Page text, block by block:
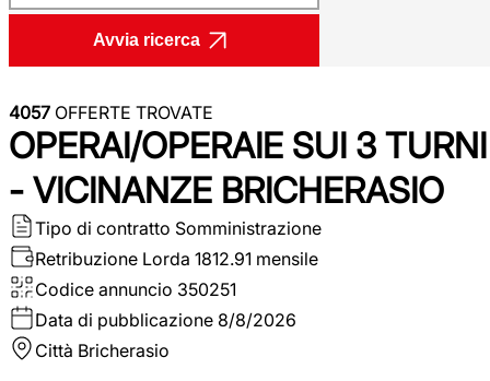
Avvia ricerca
4057 OFFERTE TROVATE
OPERAI/OPERAIE SUI 3 TURNI
- VICINANZE BRICHERASIO
Tipo di contratto Somministrazione
Retribuzione Lorda 1812.91 mensile
Codice annuncio 350251
Data di pubblicazione 8/8/2026
Città Bricherasio